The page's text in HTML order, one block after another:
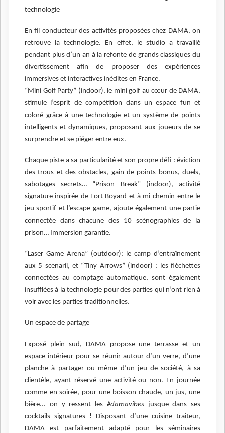
technologie
En fil conducteur des activités proposées chez DAMA, on
retrouve la technologie. En effet, le studio a travaillé
pendant plus d’un an à la refonte de grands classiques du
divertissement afin de proposer des expériences
immersives et interactives inédites en France.
“Mini Golf Party” (indoor), le mini golf au cœur de DAMA,
stimule l’esprit de compétition dans un espace fun et
coloré grâce à une technologie et un système de points
intelligents et dynamiques, proposant aux joueurs de se
surprendre et se piéger entre eux.
Chaque piste a sa particularité et son propre défi : éviction
des trous et des obstacles, gain de points bonus, duels,
sabotages secrets… “Prison Break” (indoor), activité
signature inspirée de Fort Boyard et à mi-chemin entre le
jeu sportif et l’escape game, ajoute également une partie
connectée dans chacune des 10 scénographies de la
prison… Immersion garantie.
“Laser Game Arena” (outdoor): le camp d’entraînement
aux 5 scenarii, et “Tiny Arrows” (indoor) : les fléchettes
connectées au comptage automatique, sont également
insufflées à la technologie pour des parties qui n’ont rien à
voir avec les parties traditionnelles.
Un espace de partage
Exposé plein sud, DAMA propose une terrasse et un
espace intérieur pour se réunir autour d’un verre, d’une
planche à partager ou même d’un jeu de société, à sa
clientèle, ayant réservé une activité ou non. En journée
comme en soirée, pour une boisson chaude, un jus, une
bière... on y ressent les #damavibes jusque dans ses
cocktails signatures ! Disposant d’une cuisine traiteur,
DAMA est parfaitement adapté pour les séminaires